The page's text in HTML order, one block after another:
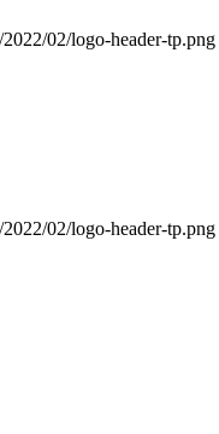
02/logo-header-tp.png
02/logo-header-tp.png